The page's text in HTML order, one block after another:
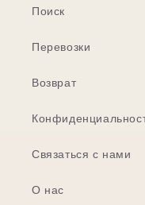
Поиск
Перевозки
Возврат
Связаться с нами
О нас